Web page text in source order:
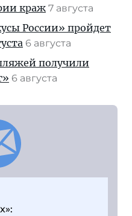
краж 7 августа
России» пройдет
6 августа
получили
6 августа